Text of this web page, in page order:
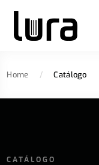
Home / Catálogo
CATÁLOGO